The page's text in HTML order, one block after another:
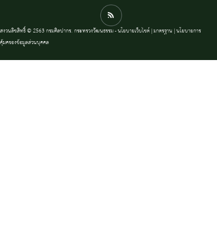
สงวนลิขสิทธิ์ © 2563 กรมศิลปากร. กระทรวงวัฒนธรรม -นโยบายเว็บไซต์|มาตรฐาน |นโยบายการ
คุ้มครองข้อมูลส่วนบุคคล